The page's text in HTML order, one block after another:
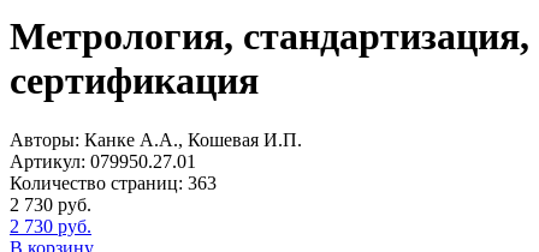
Метрология, стандартизация,
сертификация
Авторы: Канке А.А., Кошевая И.П.
Артикул: 079950.27.01
Количество страниц: 363
2 730 руб.
2 730 руб.
В корзину